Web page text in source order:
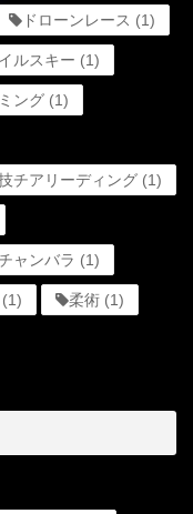
ドローンレース (1)
ルスキー (1)
ング (1)
チアリーディング (1)
ャンバラ (1)
(1) 柔術 (1)